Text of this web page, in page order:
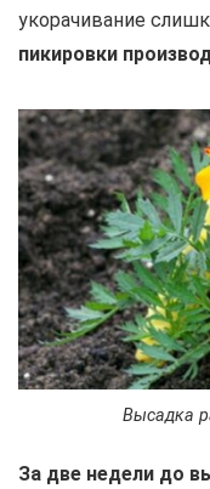
укорачивание
пикировки
Высадка
За две недели до